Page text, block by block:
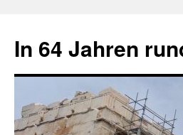
springen
In 64 Jahren